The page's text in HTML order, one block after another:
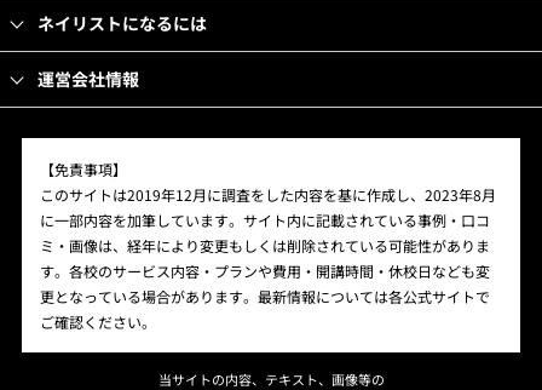
ネイリストになるには
運営会社情報
【免責事項】
このサイトは2019年12月に調査をした内容を基に作成し、2023年8月
に一部内容を加筆しています。サイト内に記載されている事例・口コ
ミ・画像は、経年により変更もしくは削除されている可能性がありま
す。各校のサービス内容・プランや費用・開講時間・休校日なども変
更となっている場合があります。最新情報については各公式サイトで
ご確認ください。
当サイトの内容、テキスト、画像等の